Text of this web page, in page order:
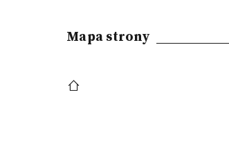
Mapa strony